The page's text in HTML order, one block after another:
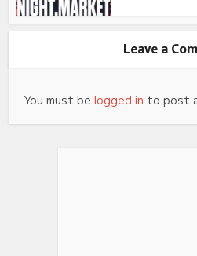
Leave a
You must belogged in to post